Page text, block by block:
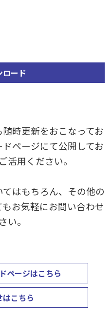
ロード
時更新をおこなってお
ページにて公開してお
活用ください。
はもちろん、その他の
お気軽にお問い合わせ
い。
ページはこちら
はこちら